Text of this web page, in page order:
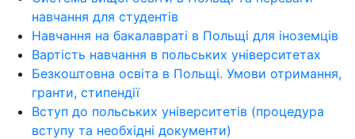
навчання для студентів
Навчання на бакалавраті в Польщі для іноземців
Вартість навчання в польських університетах
Безкоштовна освіта в Польщі. Умови отримання,
гранти, стипендії
Вступ до польських університетів (процедура
вступу та необхідні документи)